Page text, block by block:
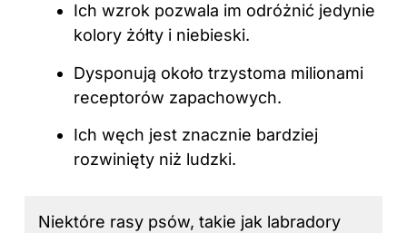
Ich wzrok pozwala im odróżnić jedynie
kolory żółty i niebieski.
Dysponują około trzystoma milionami
receptorów zapachowych.
Ich węch jest znacznie bardziej
rozwinięty niż ludzki.
Niektóre rasy psów, takie jak labradory